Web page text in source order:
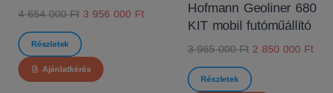
4 654 000 Ft 3 956 000 Ft
Részletek
Ajánlatkérés
Hofmann Geoliner 680
KIT mobil futóműállító
3 965 000 Ft 2 850 000 Ft
Részletek